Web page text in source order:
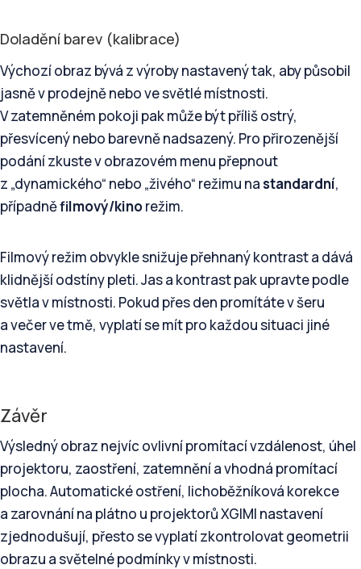
Doladění barev (kalibrace)
Výchozí obraz bývá z výroby nastavený tak, aby působil
jasně v prodejně nebo ve světlé místnosti.
V zatemněném pokoji pak může být příliš ostrý,
přesvícený nebo barevně nadsazený. Pro přirozenější
podání zkuste v obrazovém menu přepnout
z „dynamického“ nebo „živého“ režimu nastandardní,
případněfilmový/kinorežim.
Filmový režim obvykle snižuje přehnaný kontrast a dává
klidnější odstíny pleti. Jas a kontrast pak upravte podle
světla v místnosti. Pokud přes den promítáte v šeru
a večer ve tmě, vyplatí se mít pro každou situaci jiné
nastavení.
Závěr
Výsledný obraz nejvíc ovlivní promítací vzdálenost, úhel
projektoru, zaostření, zatemnění a vhodná promítací
plocha. Automatické ostření, lichoběžníková korekce
a zarovnání na plátno u projektorů XGIMI nastavení
zjednodušují, přesto se vyplatí zkontrolovat geometrii
obrazu a světelné podmínky v místnosti.